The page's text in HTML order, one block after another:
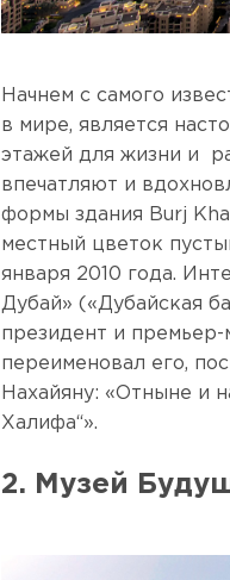
Начнем с самого
в мире, является
этажей для жизни и
впечатляют и
формы здания Burj
местный цветок
января 2010 года.
Дубай» («Дубайская
президент и
переименовал его,
Нахайяну: «Отныне и
Халифа“».
2. Музей